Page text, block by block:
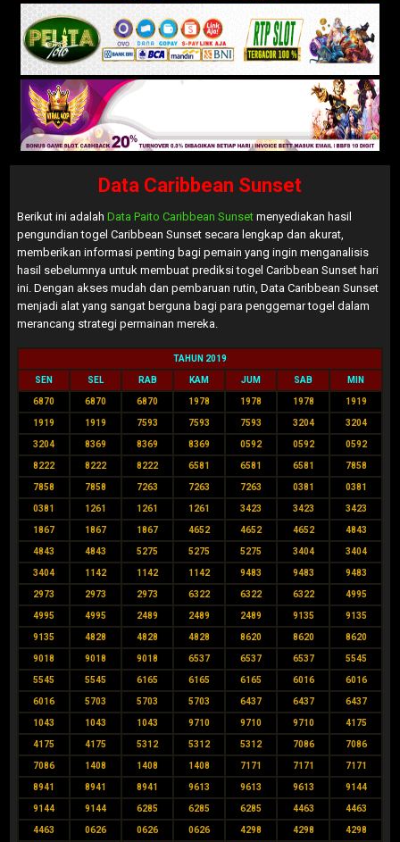
Data Caribbean Sunset
Berikut ini adalah Data Paito Caribbean Sunset menyediakan hasil
pengundian togel Caribbean Sunset secara lengkap dan akurat,
memberikan informasi penting bagi pemain yang ingin menganalisis
hasil sebelumnya untuk membuat prediksi togel Caribbean Sunset hari
ini. Dengan akses mudah dan pembaruan rutin, Data Caribbean Sunset
menjadi alat yang sangat berguna bagi para penggemar togel dalam
merancang strategi permainan mereka.
TAHUN 2019
SEN SEL RAB KAM JUM SAB MIN
6870 6870 6870 1978 1978 1978 1919
1919 1919 7593 7593 7593 3204 3204
3204 8369 8369 8369 0592 0592 0592
8222 8222 8222 6581 6581 6581 7858
7858 7858 7263 7263 7263 0381 0381
0381 1261 1261 1261 3423 3423 3423
1867 1867 1867 4652 4652 4652 4843
4843 4843 5275 5275 5275 3404 3404
3404 1142 1142 1142 9483 9483 9483
2973 2973 2973 6322 6322 6322 4995
4995 4995 2489 2489 2489 9135 9135
9135 4828 4828 4828 8620 8620 8620
9018 9018 9018 6537 6537 6537 5545
5545 5545 6165 6165 6165 6016 6016
6016 5703 5703 5703 6437 6437 6437
1043 1043 1043 9710 9710 9710 4175
4175 4175 5312 5312 5312 7086 7086
7086 1408 1408 1408 7171 7171 7171
8941 8941 8941 9613 9613 9613 9144
9144 9144 6285 6285 6285 4463 4463
4463 0626 0626 0626 4298 4298 4298